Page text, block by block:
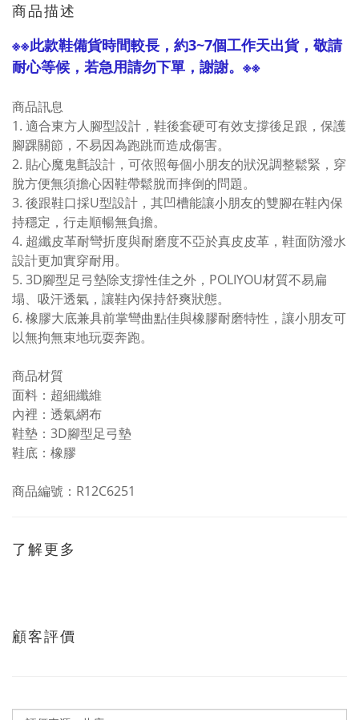
商品描述
※※此款鞋備貨時間較長，約3~7個工作天出貨，敬請
耐心等候，若急用請勿下單，謝謝。※※
商品訊息
1. 適合東方人腳型設計，鞋後套硬可有效支撐後足跟，保護
腳踝關節，不易因為跑跳而造成傷害。
2. 貼心魔鬼氈設計，可依照每個小朋友的狀況調整鬆緊，穿
脫方便無須擔心因鞋帶鬆脫而摔倒的問題。
3. 後跟鞋口採U型設計，其凹槽能讓小朋友的雙腳在鞋內保
持穩定，行走順暢無負擔。
4. 超纖皮革耐彎折度與耐磨度不亞於真皮皮革，鞋面防潑水
設計更加實穿耐用。
5. 3D腳型足弓墊除支撐性佳之外，POLIYOU材質不易扁
塌、吸汗透氣，讓鞋內保持舒爽狀態。
6. 橡膠大底兼具前掌彎曲點佳與橡膠耐磨特性，讓小朋友可
以無拘無束地玩耍奔跑。
商品材質
面料：超細纖維
內裡：透氣網布
鞋墊：3D腳型足弓墊
鞋底：橡膠
商品編號：R12C6251
了解更多
顧客評價